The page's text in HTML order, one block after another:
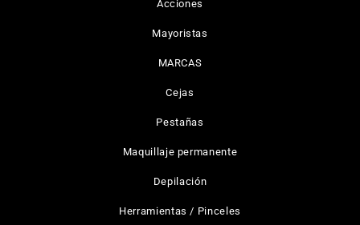
Acciones
Mayoristas
MARCAS
Cejas
Pestañas
Maquillaje permanente
Depilación
Herramientas / Pinceles